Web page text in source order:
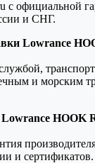
с официальной
и СНГ.
Lowrance
и морским
Lowrance HOOK
и сертификатов.